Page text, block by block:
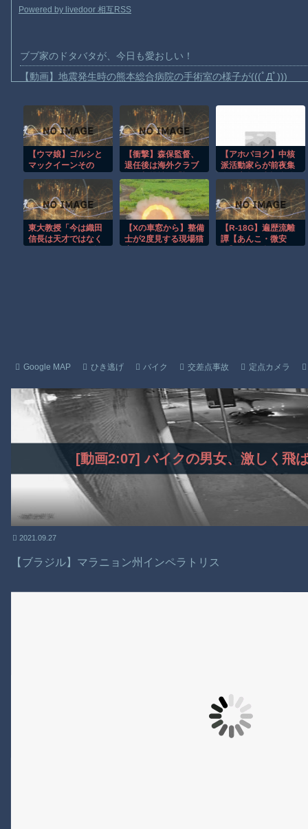
Powered by livedoor 相互RSS
ブブ家のドタバタが、今日も愛おしい！
【動画】地震発生時の熊本総合病院の手術室の様子が(((ﾟДﾟ)))
【動画】首都高で4tトラックが原因の玉突き事故に巻き込まれた
【朗報】大人気漫画「GANTZ」がAmazonでなんと全巻100円ｗ
【動画】サッカーの試合中の落雷で選手1人が死亡、12人が負傷
【動画】名古屋栄で不良外人が警察官を突き飛ばす。逮捕しろや
【動画】新型のさすまた、限界突破ｗｗｗｗｗｗ
【謎】広島県が頑なに「はだしのゲンコラボ喫茶」をやらない理
【ウマ娘】ゴルシと
マックイーンその
【衝撃】森保監督、
退任後は海外クラブ
には入れています」
【アホパヨク】中核
派活動家らが前夜集
園からデモ行進「中
国侵略戦争、世界核
戦争を止めよう！」
と絶叫
東大教授「今は織田
信長は天才ではなく
【Xの車窓から】整備
士が2度見する現場猫
【R-18G】遍歴流離
譚【あんこ・微安
Google MAP ひき逃げ バイク 交差点事故 定点カメラ
[動画2:07] バイクの男女、激しく飛
2021.09.27
【ブラジル】マラニョン州インペラトリス